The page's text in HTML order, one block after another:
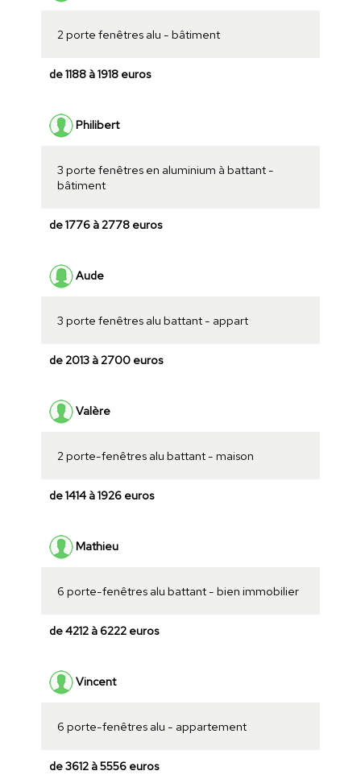
2 porte fenêtres alu - bâtiment
de 1188 à 1918 euros
Philibert
3 porte fenêtres en aluminium à battant -
bâtiment
de 1776 à 2778 euros
Aude
3 porte fenêtres alu battant - appart
de 2013 à 2700 euros
Valère
2 porte-fenêtres alu battant - maison
de 1414 à 1926 euros
Mathieu
6 porte-fenêtres alu battant - bien immobilier
de 4212 à 6222 euros
Vincent
6 porte-fenêtres alu - appartement
de 3612 à 5556 euros